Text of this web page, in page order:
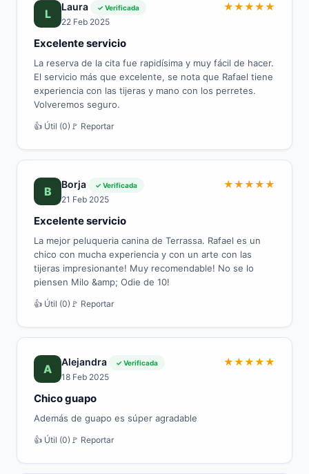
L Laura ✓ Verificada
22 Feb 2025
★★★★★
Excelente servicio
La reserva de la cita fue rapidísima y muy fácil de hacer.
El servicio más que excelente, se nota que Rafael tiene
experiencia con las tijeras y mano con los perretes.
Volveremos seguro.
👍 Útil (0) 🚩 Reportar
B Borja ✓ Verificada
21 Feb 2025
★★★★★
Excelente servicio
La mejor peluqueria canina de Terrassa. Rafael es un
chico con mucha experiencia y con un arte con las
tijeras impresionante! Muy recomendable! No se lo
piensen Milo &amp; Odie de 10!
👍 Útil (0) 🚩 Reportar
A Alejandra ✓ Verificada
18 Feb 2025
★★★★★
Chico guapo
Además de guapo es súper agradable
👍 Útil (0) 🚩 Reportar